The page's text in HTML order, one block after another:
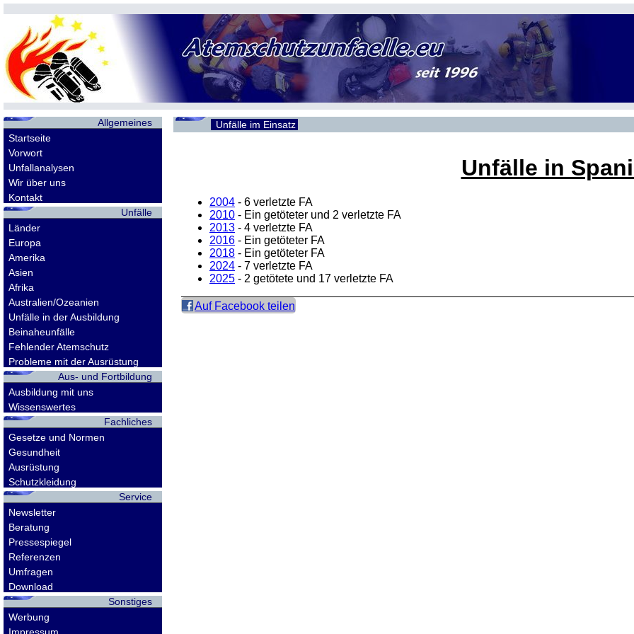
Allgemeines
Startseite
Vorwort
Unfallanalysen
Wir über uns
Kontakt
Unfälle
Länder
Europa
Amerika
Asien
Afrika
Australien/Ozeanien
Unfälle in der Ausbildung
Beinaheunfälle
Fehlender Atemschutz
Probleme mit der Ausrüstung
Aus- und Fortbildung
Ausbildung mit uns
Wissenswertes
Fachliches
Gesetze und Normen
Gesundheit
Ausrüstung
Schutzkleidung
Service
Newsletter
Beratung
Pressespiegel
Referenzen
Umfragen
Download
Sonstiges
Werbung
Unfälle im Einsatz
Unfälle in
2004 - 6 verletzte FA
2010 - Ein getöteter und 2 verletzte FA
2013 - 4 verletzte FA
2016 - Ein getöteter FA
2018 - Ein getöteter FA
2024 - 7 verletzte FA
2025 - 2 getötete und 17 verletzte FA
Auf Facebook teilen